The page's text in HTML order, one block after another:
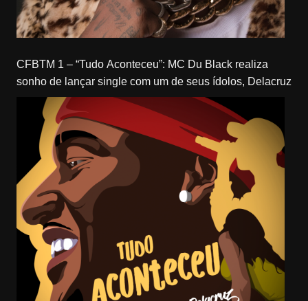
CFBTM 1 – “Tudo Aconteceu”: MC Du Black realiza
sonho de lançar single com um de seus ídolos, Delacruz